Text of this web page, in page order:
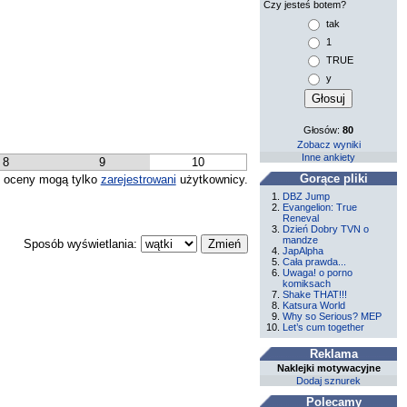
8 9
10
oceny mogą tylko zarejestrowani użytkownicy.
Sposób wyświetlania:
Czy jesteś botem?
tak
1
TRUE
y
Głosów:80
Zobacz wyniki
Inne ankiety
Gorące pliki
DBZ Jump
Evangelion: True
Reneval
Dzień Dobry TVN o
mandze
JapAlpha
Cała prawda...
Uwaga! o porno
komiksach
Shake THAT!!!
Katsura World
Why so Serious? MEP
Let’s cum together
Reklama
Naklejki motywacyjne
Dodaj sznurek
Polecamy